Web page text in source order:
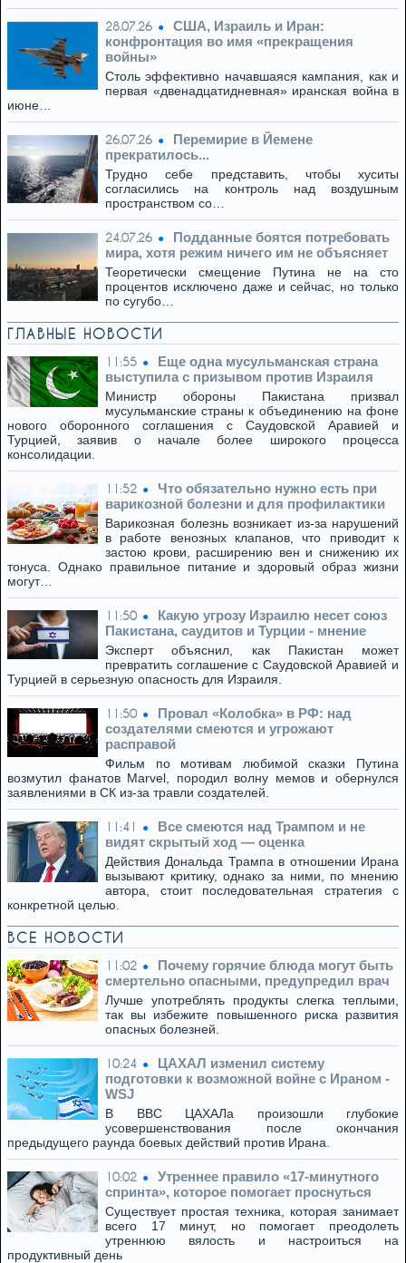
28.07.26
США, Израиль и Иран:
конфронтация во имя «прекращения
войны»
Столь эффективно начавшаяся кампания, как и
первая «двенадцатидневная» иранская война в
июне…
26.07.26
Перемирие в Йемене
прекратилось...
Трудно себе представить, чтобы хуситы
согласились на контроль над воздушным
пространством со…
24.07.26
Подданные боятся потребовать
мира, хотя режим ничего им не объясняет
Теоретически смещение Путина не на сто
процентов исключено даже и сейчас, но только
по сугубо…
ГЛАВНЫЕ НОВОСТИ
11:55
Еще одна мусульманская страна
выступила с призывом против Израиля
Министр обороны Пакистана призвал
мусульманские страны к объединению на фоне
нового оборонного соглашения с Саудовской Аравией и
Турцией, заявив о начале более широкого процесса
консолидации.
11:52
Что обязательно нужно есть при
варикозной болезни и для профилактики
Варикозная болезнь возникает из-за нарушений
в работе венозных клапанов, что приводит к
застою крови, расширению вен и снижению их
тонуса. Однако правильное питание и здоровый образ жизни
могут…
11:50
Какую угрозу Израилю несет союз
Пакистана, саудитов и Турции - мнение
Эксперт объяснил, как Пакистан может
превратить соглашение с Саудовской Аравией и
Турцией в серьезную опасность для Израиля.
11:50
Провал «Колобка» в РФ: над
создателями смеются и угрожают
расправой
Фильм по мотивам любимой сказки Путина
возмутил фанатов Marvel, породил волну мемов и обернулся
заявлениями в СК из-за травли создателей.
11:41
Все смеются над Трампом и не
видят скрытый ход — оценка
Действия Дональда Трампа в отношении Ирана
вызывают критику, однако за ними, по мнению
автора, стоит последовательная стратегия с
конкретной целью.
ВСЕ НОВОСТИ
11:02
Почему горячие блюда могут быть
смертельно опасными, предупредил врач
Лучше употреблять продукты слегка теплыми,
так вы избежите повышенного риска развития
опасных болезней.
10:24
ЦАХАЛ изменил систему
подготовки к возможной войне с Ираном -
WSJ
В ВВС ЦАХАЛа произошли глубокие
усовершенствования после окончания
предыдущего раунда боевых действий против Ирана.
10:02
Утреннее правило «17-минутного
спринта», которое помогает проснуться
Существует простая техника, которая занимает
всего 17 минут, но помогает преодолеть
утреннюю вялость и настроиться на
продуктивный день